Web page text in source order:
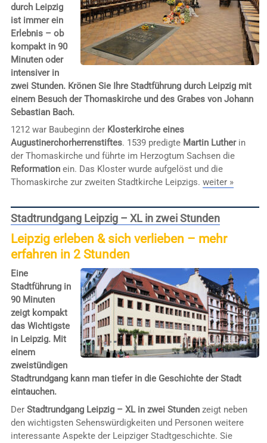
durch Leipzig
ist immer ein
Erlebnis – ob
kompakt in 90
Minuten oder
intensiver in
zwei Stunden. Krönen Sie Ihre Stadtführung durch Leipzig mit
einem Besuch der Thomaskirche und des Grabes von Johann
Sebastian Bach.
1212 war Baubeginn der Klosterkirche eines
Augustinerchorherrenstiftes. 1539 predigte Martin Lutherin
der Thomaskirche und führte im Herzogtum Sachsen die
Reformationein. Das Kloster wurde aufgelöst und die
Thomaskirche zur zweiten Stadtkirche Leipzigs. weiter »
Stadtrundgang Leipzig – XL in zwei Stunden
Leipzig erleben & sich verlieben – mehr
erfahren in 2 Stunden
Eine
Stadtführung in
90 Minuten
zeigt kompakt
das Wichtigste
in Leipzig. Mit
einem
zweistündigen
Stadtrundgang kann man tiefer in die Geschichte der Stadt
eintauchen.
Der Stadtrundgang Leipzig – XL in zwei Stundenzeigt neben
den wichtigsten Sehenswürdigkeiten und Personen weitere
interessante Aspekte der Leipziger Stadtgeschichte. Sie